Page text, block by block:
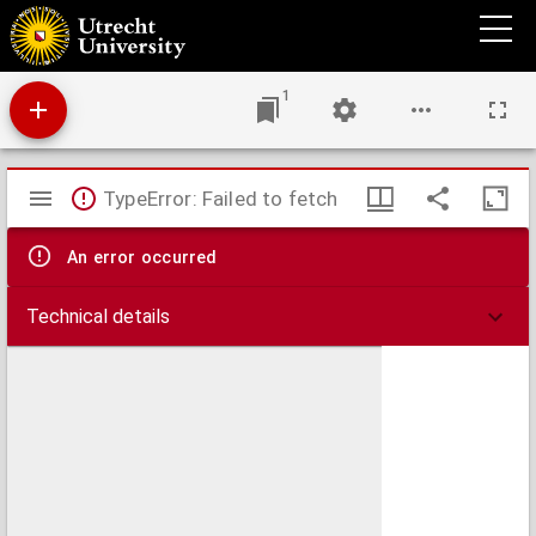
Beiträge zur nähern Kenntniss der Sächsisch-thüringischen Braunkohlenflora
1
Mirador
viewer
TypeError: Failed to fetch
An error occurred
Technical details